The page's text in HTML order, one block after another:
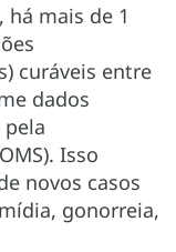
há mais de 1
curáveis entre
dados
Isso
novos casos
gonorreia,